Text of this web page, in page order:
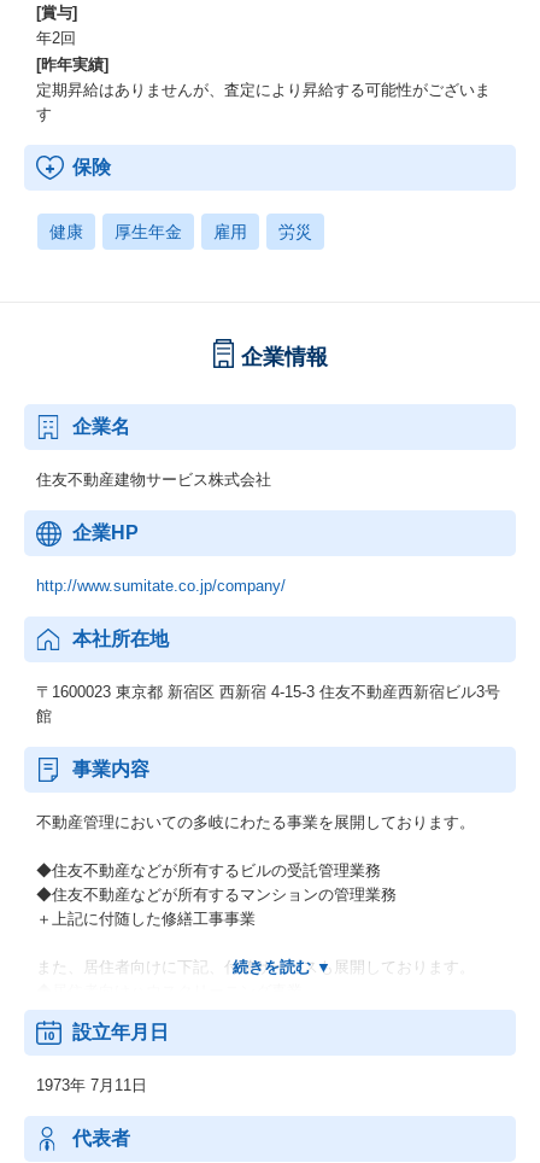
[賞与]
年2回
[昨年実績]
定期昇給はありませんが、査定により昇給する可能性がございま
す
保険
健康 厚生年金 雇用 労災
企業情報
企業名
住友不動産建物サービス株式会社
企業HP
http://www.sumitate.co.jp/company/
本社所在地
〒1600023 東京都 新宿区 西新宿 4-15-3 住友不動産西新宿ビル3号
館
事業内容
不動産管理においての多岐にわたる事業を展開しております。
◆住友不動産などが所有するビルの受託管理業務
◆住友不動産などが所有するマンションの管理業務
＋上記に付随した修繕工事事業
また、居住者向けに下記、付随サービスも展開しております。
◆居住者向けの日用品WEB販売サイトの運営
設立年月日
1973年 7月11日
代表者